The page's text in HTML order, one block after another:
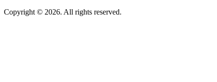
Copyright © 2026. All rights reserved.